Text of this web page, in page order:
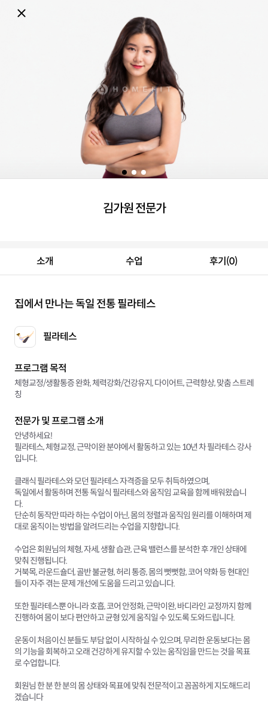
소개 수업 후기(0)
집에서 만나는 독일 전통 필라테스
필라테스
프로그램 목적
체형교정/생활통증 완화, 체력강화/건강유지, 다이어트, 근력향상, 맞춤 스트레
칭
전문가 및 프로그램 소개
안녕하세요!
필라테스, 체형교정, 근막이완 분야에서 활동하고 있는 10년 차 필라테스 강사
입니다.
클래식 필라테스와 모던 필라테스 자격증을 모두 취득하였으며,
독일에서 활동하며 전통 독일식 필라테스와 움직임 교육을 함께 배워왔습니
다.
단순히 동작만 따라 하는 수업이 아닌, 몸의 정렬과 움직임 원리를 이해하며 제
대로 움직이는 방법을 알려드리는 수업을 지향합니다.
수업은 회원님의 체형, 자세, 생활 습관, 근육 밸런스를 분석한 후 개인 상태에
맞춰 진행됩니다.
거북목, 라운드숄더, 골반 불균형, 허리 통증, 몸의 뻣뻣함, 코어 약화 등 현대인
들이 자주 겪는 문제 개선에 도움을 드리고 있습니다.
또한 필라테스뿐 아니라 호흡, 코어 안정화, 근막이완, 바디라인 교정까지 함께
진행하여 몸이 보다 편안하고 균형 있게 움직일 수 있도록 도와드립니다.
운동이 처음이신 분들도 부담 없이 시작하실 수 있으며, 무리한 운동보다는 몸
의 기능을 회복하고 오래 건강하게 유지할 수 있는 움직임을 만드는 것을 목표
로 수업합니다.
회원님 한 분 한 분의 몸 상태와 목표에 맞춰 전문적이고 꼼꼼하게 지도해드리
겠습니다
김가원 전문가